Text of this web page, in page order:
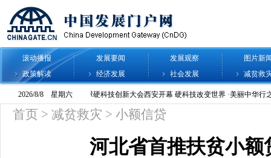
滚动播报 发展要闻 发展观察
图片新
政策解读
经济发展 社会发展 减贫救
首页 > 减贫救灾 > 小额信贷
河北省首推扶贫小额